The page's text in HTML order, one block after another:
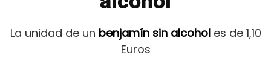
La unidad de un benjamín sin alcoholes de 1,10
Euros